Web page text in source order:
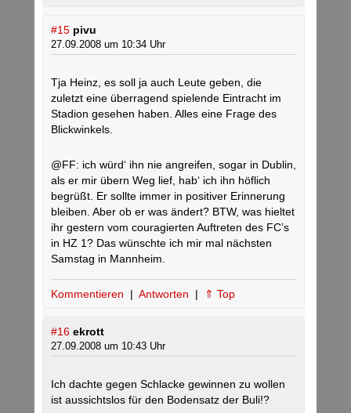
#15 pivu
27.09.2008 um 10:34 Uhr
Tja Heinz, es soll ja auch Leute geben, die
zuletzt eine überragend spielende Eintracht im
Stadion gesehen haben. Alles eine Frage des
Blickwinkels.
@FF: ich würd‘ ihn nie angreifen, sogar in Dublin,
als er mir übern Weg lief, hab‘ ich ihn höflich
begrüßt. Er sollte immer in positiver Erinnerung
bleiben. Aber ob er was ändert? BTW, was hieltet
ihr gestern vom couragierten Auftreten des FC’s
in HZ 1? Das wünschte ich mir mal nächsten
Samstag in Mannheim.
Kommentieren | Antworten | ⇑ Top
#16 ekrott
27.09.2008 um 10:43 Uhr
Ich dachte gegen Schlacke gewinnen zu wollen
ist aussichtslos für den Bodensatz der Buli!?